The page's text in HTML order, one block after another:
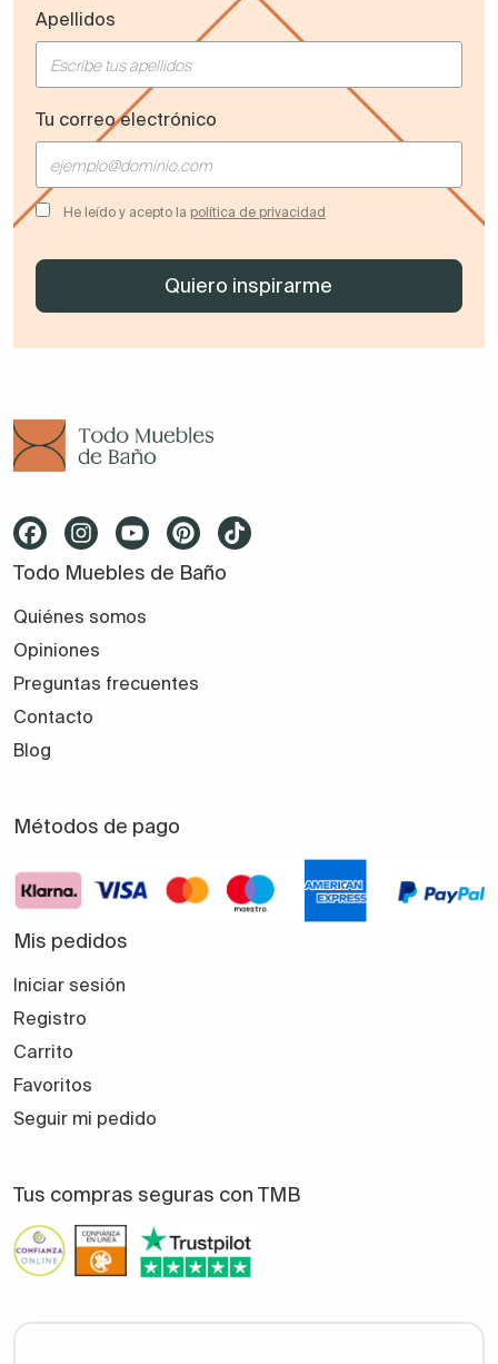
Apellidos
Tu correo electrónico
He leído y acepto la política de privacidad
Todo Muebles de Baño
Quiénes somos
Opiniones
Preguntas frecuentes
Contacto
Blog
Métodos de pago
Mis pedidos
Iniciar sesión
Registro
Carrito
Favoritos
Seguir mi pedido
Tus compras seguras con TMB